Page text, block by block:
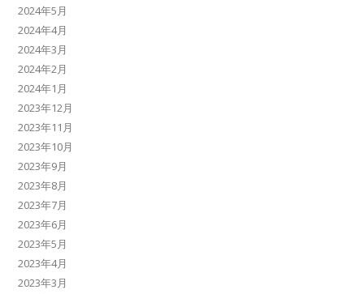
2024年5月
2024年4月
2024年3月
2024年2月
2024年1月
2023年12月
2023年11月
2023年10月
2023年9月
2023年8月
2023年7月
2023年6月
2023年5月
2023年4月
2023年3月